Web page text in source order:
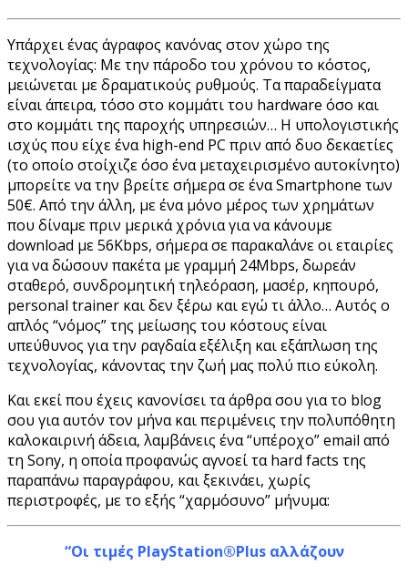
Υπάρχει ένας άγραφος κανόνας στον χώρο της
τεχνολογίας: Με την πάροδο του χρόνου το κόστος,
μειώνεται με δραματικούς ρυθμούς. Τα παραδείγματα
είναι άπειρα, τόσο στο κομμάτι του hardware όσο και
στο κομμάτι της παροχής υπηρεσιών… Η υπολογιστικής
ισχύς που είχε ένα high-end PC πριν από δυο δεκαετίες
(το οποίο στοίχιζε όσο ένα μεταχειρισμένο αυτοκίνητο)
μπορείτε να την βρείτε σήμερα σε ένα Smartphone των
50€. Από την άλλη, με ένα μόνο μέρος των χρημάτων
που δίναμε πριν μερικά χρόνια για να κάνουμε
download με 56Kbps, σήμερα σε παρακαλάνε οι εταιρίες
για να δώσουν πακέτα με γραμμή 24Mbps, δωρεάν
σταθερό, συνδρομητική τηλεόραση, μασέρ, κηπουρό,
personal trainer και δεν ξέρω και εγώ τι άλλο… Αυτός ο
απλός “νόμος” της μείωσης του κόστους είναι
υπεύθυνος για την ραγδαία εξέλιξη και εξάπλωση της
τεχνολογίας, κάνοντας την ζωή μας πολύ πιο εύκολη.
Και εκεί που έχεις κανονίσει τα άρθρα σου για το blog
σου για αυτόν τον μήνα και περιμένεις την πολυπόθητη
καλοκαιρινή άδεια, λαμβάνεις ένα “υπέροχο” email από
τη Sony, η οποία προφανώς αγνοεί τα hard facts της
παραπάνω παραγράφου, και ξεκινάει, χωρίς
περιστροφές, με το εξής “χαρμόσυνο” μήνυμα:
“Οι τιμές PlayStation®Plus αλλάζουν